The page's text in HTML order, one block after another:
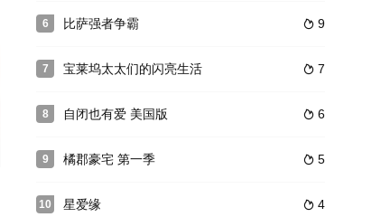
岛人紧密联系的圈子。他们有着深厚的社区根基，家族世代传承。他
厅区域，合伙人需要开
（Aklavik）附近的理查森山脉，这里是灰熊、狼群和驼鹿的栖息地。参
6  9
比萨强者争霸
7  7
宝莱坞太太们的闪亮生活
8  6
自闭也有爱 美国版
9  5
橘郡豪宅 第一季
10  4
星爱缘